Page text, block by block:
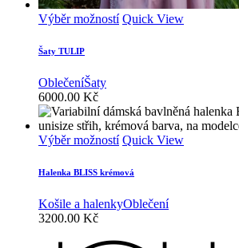
Výběr možností Tento
lze
vybrat
na
stránce
Quick View
Šaty TULIP
OblečeníŠaty
6000.00 Kč
Výběr možností Tento
má
variant.
Možnosti
vybrat
Quick View
Halenka BLISS krémová
Košile a halenkyOblečení
3200.00 Kč